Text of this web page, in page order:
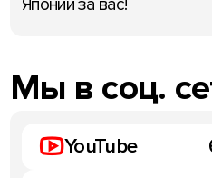
Японии за вас!
Мы в соц.
YouTube